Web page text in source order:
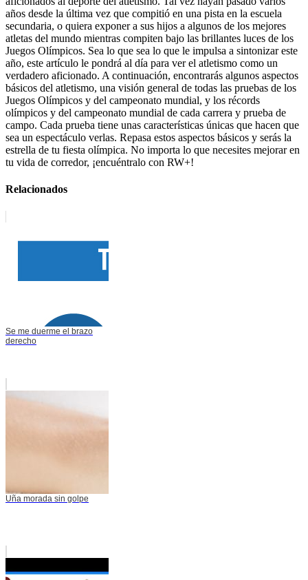
años desde la última vez que compitió en una pista en la escuela
secundaria, o quiera exponer a sus hijos a algunos de los mejores
atletas del mundo mientras compiten bajo las brillantes luces de los
Juegos Olímpicos. Sea lo que sea lo que le impulsa a sintonizar este
año, este artículo le pondrá al día para ver el atletismo como un
verdadero aficionado. A continuación, encontrarás algunos aspectos
básicos del atletismo, una visión general de todas las pruebas de los
Juegos Olímpicos y del campeonato mundial, y los récords
olímpicos y del campeonato mundial de cada carrera y prueba de
campo. Cada prueba tiene unas características únicas que hacen que
sea un espectáculo verlas. Repasa estos aspectos básicos y serás la
estrella de tu fiesta olímpica. No importa lo que necesites mejorar en
tu vida de corredor, ¡encuéntralo con RW+!
Relacionados
Se me duerme el brazo
derecho
Uña morada sin golpe